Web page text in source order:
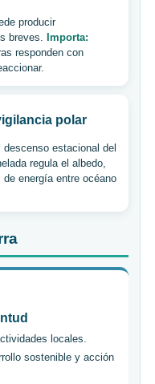
producir
breves. Importa:
responden con
polar
estacional del
regula el albedo,
energía entre océano
locales.
sostenible y acción